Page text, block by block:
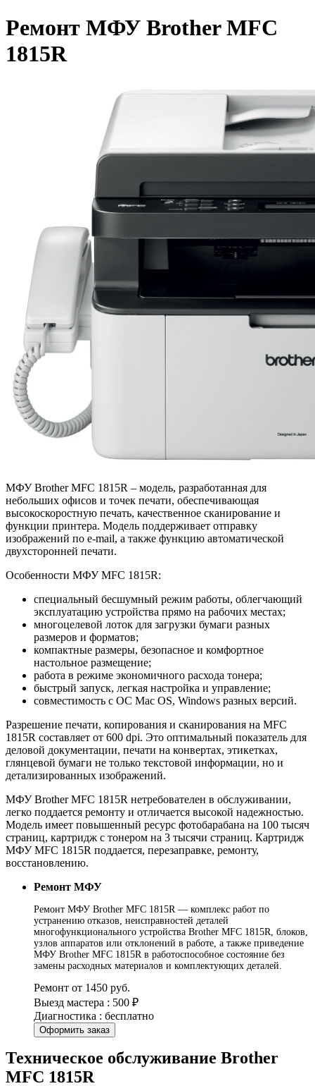
Ремонт МФУ Brother MFC
1815R
МФУ Brother MFC 1815R – модель, разработанная для
небольших офисов и точек печати, обеспечивающая
высокоскоростную печать, качественное сканирование и
функции принтера. Модель поддерживает отправку
изображений по e-mail, а также функцию автоматической
двухсторонней печати.
Особенности МФУ MFC 1815R:
специальный бесшумный режим работы, облегчающий
эксплуатацию устройства прямо на рабочих местах;
многоцелевой лоток для загрузки бумаги разных
размеров и форматов;
компактные размеры, безопасное и комфортное
настольное размещение;
работа в режиме экономичного расхода тонера;
быстрый запуск, легкая настройка и управление;
совместимость с ОС Mac OS, Windows разных версий.
Разрешение печати, копирования и сканирования на MFC
1815R составляет от 600 dpi. Это оптимальный показатель для
деловой документации, печати на конвертах, этикетках,
глянцевой бумаги не только текстовой информации, но и
детализированных изображений.
МФУ Brother MFC 1815R нетребователен в обслуживании,
легко поддается ремонту и отличается высокой надежностью.
Модель имеет повышенный ресурс фотобарабана на 100 тысяч
страниц, картридж с тонером на 3 тысячи страниц. Картридж
МФУ MFC 1815R поддается, перезаправке, ремонту,
восстановлению.
Ремонт МФУ
Ремонт МФУ Brother MFC 1815R — комплекс работ по
устранению отказов, неисправностей деталей
многофункционального устройства Brother MFC 1815R, блоков,
узлов аппаратов или отклонений в работе, а также приведение
МФУ Brother MFC 1815R в работоспособное состояние без
замены расходных материалов и комплектующих деталей.
Ремонт от 1450 руб.
Выезд мастера : 500 ₽
Диагностика : бесплатно
Оформить заказ
Техническое обслуживание Brother
MFC 1815R